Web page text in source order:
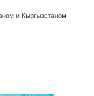
и Кыргызстаном